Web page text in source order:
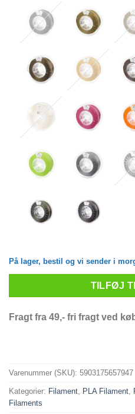
På lager, bestil og vi sender i
TILFØJ
Fragt fra 49,- fri fragt ved
Varenummer (SKU): 5903175657947
Kategorier: Filament, PLA Filament,
Filaments